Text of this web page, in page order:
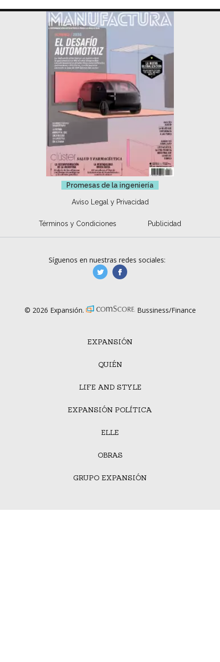
Promesas de la ingeniería
Aviso Legal y Privacidad
Términos y Condiciones Publicidad
EXPANSIÓN
QUIÉN
LIFE AND STYLE
EXPANSIÓN POLÍTICA
ELLE
OBRAS
GRUPO EXPANSIÓN
Síguenos en nuestras redes sociales:
manufacturaGE
© 2026 Expansión. Bussiness/Finance